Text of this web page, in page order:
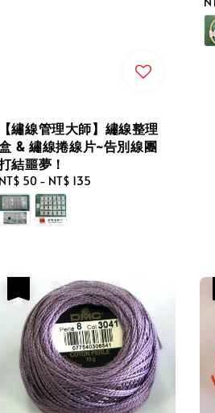
【繡線管理大師】繡線整理
& 繡線捲線片~告別線團
結噩夢！
Regular
NT$ 50- NT$ 135